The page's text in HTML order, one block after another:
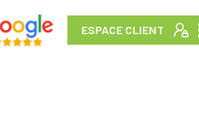
ESPACE CLIENT